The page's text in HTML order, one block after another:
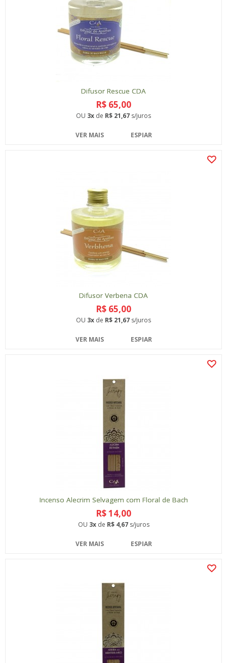
Difusor Rescue CDA
R$ 65,00
OU 3x de R$ 21,67 s/juros
VER MAIS ESPIAR
Difusor Verbena CDA
R$ 65,00
OU 3x de R$ 21,67 s/juros
VER MAIS ESPIAR
Incenso Alecrim Selvagem com Floral de Bach
R$ 14,00
OU 3xde R$ 4,67s/juros
VER MAIS ESPIAR